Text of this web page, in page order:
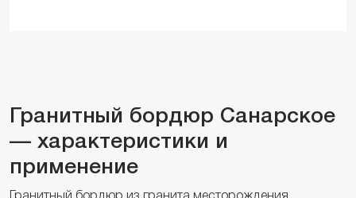
Гранитный бордюр Санарское
— характеристики и
применение